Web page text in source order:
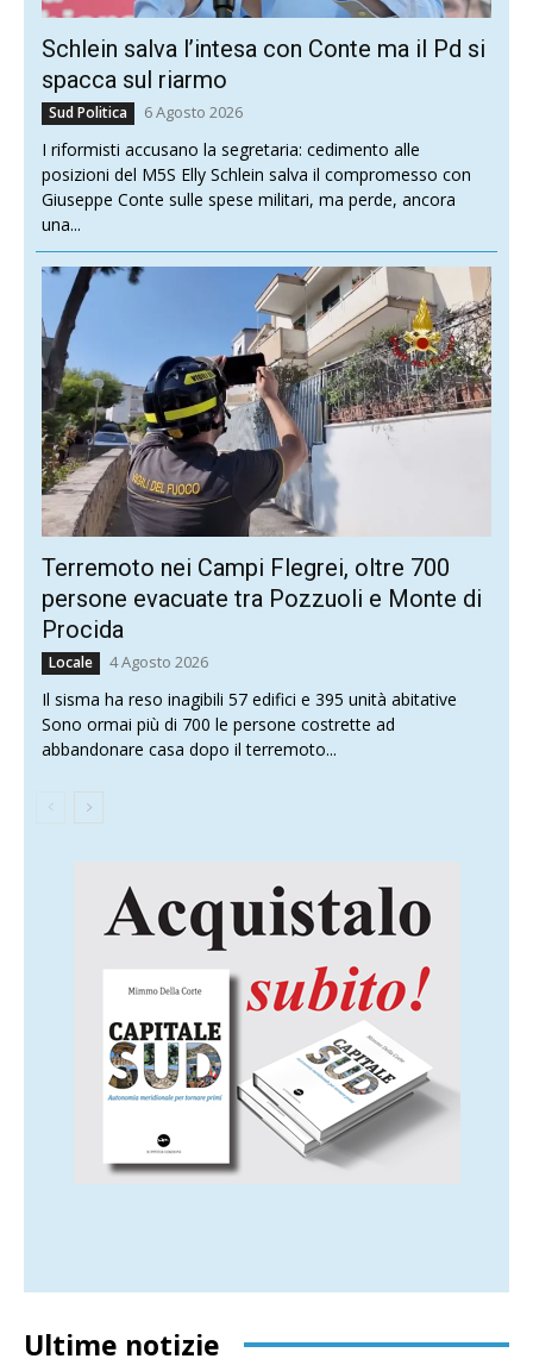
Schlein salva l’intesa con Conte ma il Pd si
spacca sul riarmo
Sud Politica 6 Agosto 2026
I riformisti accusano la segretaria: cedimento alle
posizioni del M5S Elly Schlein salva il compromesso con
Giuseppe Conte sulle spese militari, ma perde, ancora
una...
Terremoto nei Campi Flegrei, oltre 700
persone evacuate tra Pozzuoli e Monte di
Procida
Locale 4 Agosto 2026
Il sisma ha reso inagibili 57 edifici e 395 unità abitative
Sono ormai più di 700 le persone costrette ad
abbandonare casa dopo il terremoto...
Ultime notizie